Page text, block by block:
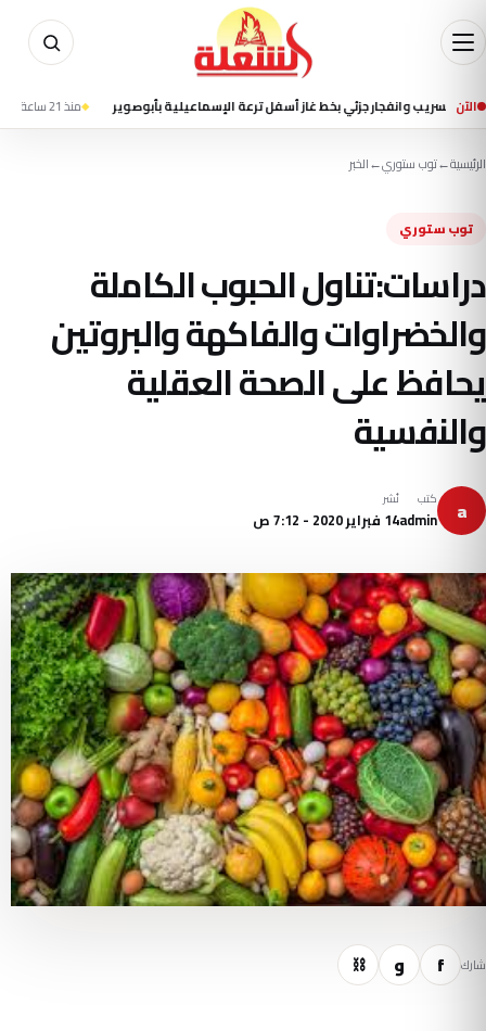
الآن جزئي بخط غاز أسفل ترعة الإسماعيلية بأبوصوير منذ 21 ساعة إعلام
الرئيسية←توب ستوري←الخبر
توب ستوري
دراسات:تناول الحبوب الكاملة
والخضراوات والفاكهة والبروتين
يحافظ على الصحة العقلية
والنفسية
a كتب
admin
نُشر
14 فبراير 2020 - 7:12 ص
شارك f و ⛓